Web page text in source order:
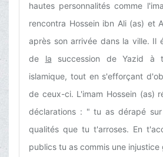
hautes personnalités comme
rencontra Hossein ibn Ali (as) et
après son arrivée dans la ville. Il
de la succession de Yazid à
islamique, tout en s'efforçant
de ceux-ci. L'imam Hossein (as)
déclarations : " tu as dérapé
qualités que tu t'arroses. En
publics tu as commis une